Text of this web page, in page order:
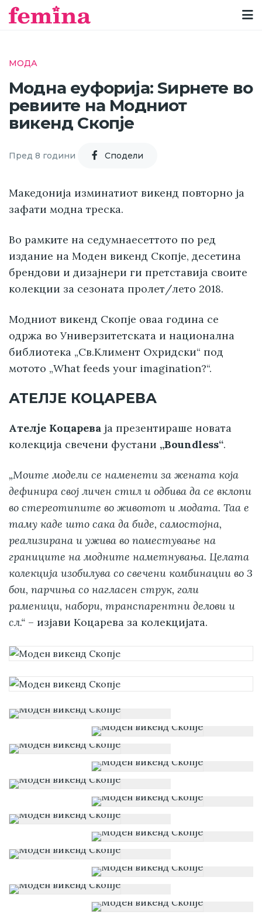
МОДА
Модна еуфорија: Ѕирнете во
ревиите на Модниот
викенд Скопје
Пред 8 години Cподели
Македонија изминатиот викенд повторно ја
зафати модна треска.
Во рамките на седумнаесеттото по ред
издание на Моден викенд Скопје, десетина
брендови и дизајнери ги претставија своите
колекции за сезоната пролет/лето 2018.
Модниот викенд Скопје оваа година се
одржа во Универзитетската и национална
библиотека „Св.Климент Охридски“ под
мотото „What feeds your imagination?“.
АТЕЛЈЕ КОЦАРЕВА
Ателје Коцарева ја презентираше новата
колекција свечени фустани „Boundless“.
„Моите модели се наменети за жената која
дефинира свој личен стил и одбива да се вклопи
во стереотипите во животот и модата. Таа е
таму каде што сака да биде, самостојна,
реализирана и ужива во поместување на
границите на модните наметнувања. Целата
колекција изобилува со свечени комбинации во 3
бои, парчиња со нагласен струк, голи
раменици, набори, транспарентни делови и
сл.“ – изјави Коцарева за колекцијата.